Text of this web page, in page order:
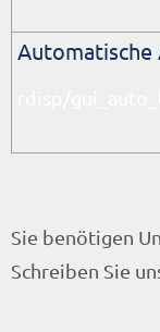
Sie benötigen
Schreiben Sie